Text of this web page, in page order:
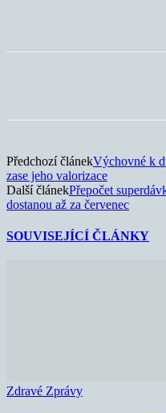
Předchozí článekVýchovné k
zase jeho valorizace
Další článekPřepočet
dostanou až za červenec
SOUVISEJÍCÍ ČLÁNKY
Zdravé Zprávy